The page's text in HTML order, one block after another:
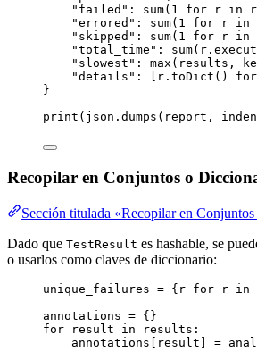
" failed " : sum( 1 for r in
"errored " : sum( 1 for r in
" skipped " : sum( 1 for r in
"total_time " : sum(
" slowest " : max ( results ,
"details " : r. toDict () for
}
print ( json. dumps ( report ,
Recopilar en Conjuntos o
Sección titulada «Recopilar en
Dado que TestResult es hashable, se
o usarlos como claves de diccionario:
unique_failures = {r for r in
annotations = {}
for result in results:
annotations[result] =